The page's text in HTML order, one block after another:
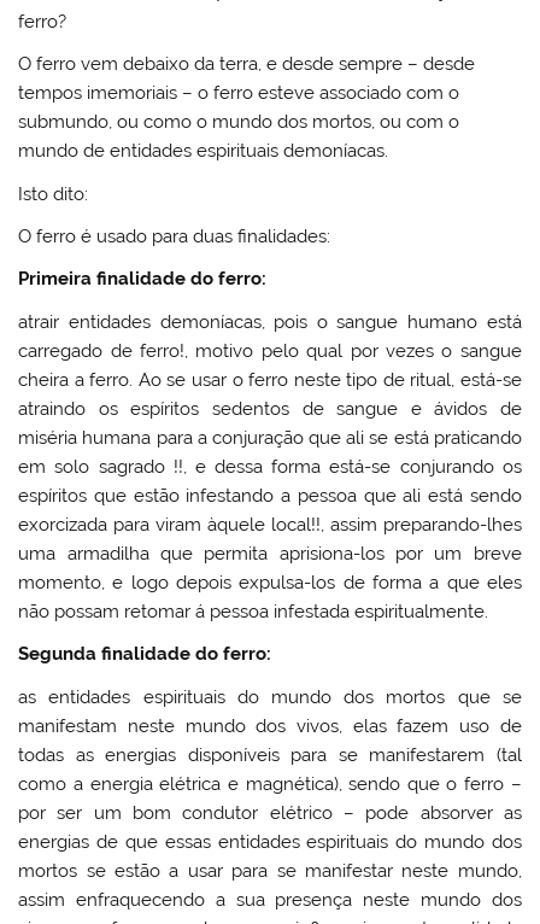
ferro?
O ferro vem debaixo da terra, e desde sempre – desde
tempos imemoriais – o ferro esteve associado com o
submundo, ou como o mundo dos mortos, ou com o
mundo de entidades espirituais demoníacas.
Isto dito:
O ferro é usado para duas finalidades:
Primeira finalidade do ferro:
atrair entidades demoníacas, pois o sangue humano está
carregado de ferro!, motivo pelo qual por vezes o sangue
cheira a ferro. Ao se usar o ferro neste tipo de ritual, está-se
atraindo os espíritos sedentos de sangue e ávidos de
miséria humana para a conjuração que ali se está praticando
em solo sagrado !!, e dessa forma está-se conjurando os
espíritos que estão infestando a pessoa que ali está sendo
exorcizada para viram àquele local!!, assim preparando-lhes
uma armadilha que permita aprisiona-los por um breve
momento, e logo depois expulsa-los de forma a que eles
não possam retomar á pessoa infestada espiritualmente.
Segunda finalidade do ferro:
as entidades espirituais do mundo dos mortos que se
manifestam neste mundo dos vivos, elas fazem uso de
todas as energias disponíveis para se manifestarem (tal
como a energia elétrica e magnética), sendo que o ferro –
por ser um bom condutor elétrico – pode absorver as
energias de que essas entidades espirituais do mundo dos
mortos se estão a usar para se manifestar neste mundo,
assim enfraquecendo a sua presença neste mundo dos